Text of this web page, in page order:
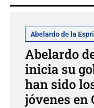
Abelardo de la
Abelardo
inicia su
han sido
jóvenes en